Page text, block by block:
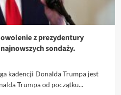
z prezydentury
sondaży.
kadencji Donalda Trumpa jest
Trumpa od początku...